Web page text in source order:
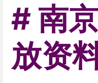
南
放资